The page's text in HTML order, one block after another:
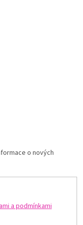
o nových
a podmínkami